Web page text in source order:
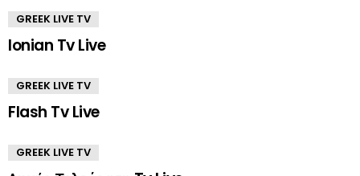
GREEK LIVE TV
Ionian Tv Live
GREEK LIVE TV
Flash Tv Live
GREEK LIVE TV